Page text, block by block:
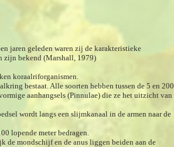
jaren geleden waren zij de karakteristieke
zijn bekend (Marshall, 1979)
koraalriforganismen.
bestaat. Alle soorten hebben tussen de 5 en 200
aanhangsels (Pinnulae) die ze het uitzicht van
wordt langs een slijmkanaal in de armen naar de
lopende meter bedragen.
de mondschijf en de anus liggen beiden aan de